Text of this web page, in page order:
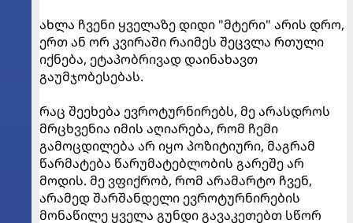
ახლა ჩვენი ყველაზე დიდი "მტერი" არის დრო,
ერთ ან ორ კვირაში რაიმეს შეცვლა რთული
იქნება, ეტაპობრივად დაინახავთ
გაუმჯობესებას.
რაც შეეხება ევროტურნირებს, მე არასდროს
მრცხვენია იმის აღიარება, რომ ჩემი
გამოცდილება არ იყო პოზიტიური, მაგრამ
წარმატება წარუმატებლობის გარეშე არ
მოდის. მე ვფიქრობ, რომ არამარტო ჩვენ,
არამედ შარშანდელი ევროტურნირების
მონაწილე ყველა გუნდი გავაკეთებთ სწორ